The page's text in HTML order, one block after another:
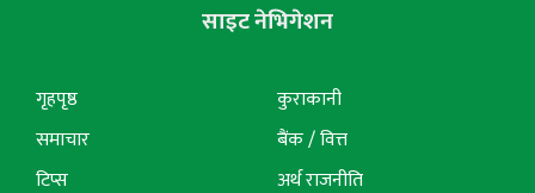
साइट नेभिगेशन
गृहपृष्ठ
समाचार
टिप्स
कुराकानी
बैंक / वित्त
अर्थ राजनीति